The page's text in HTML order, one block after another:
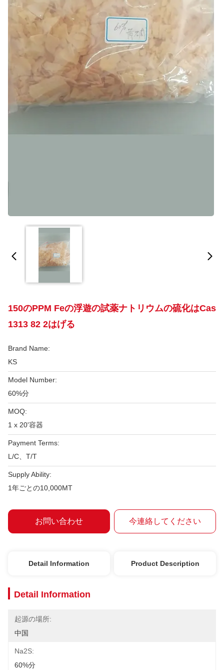
150のPPM Feの浮遊の試薬ナトリウムの硫化はCas
1313 82 2はげる
Brand Name:
KS
Model Number:
60%分
MOQ:
1 x 20'容器
Payment Terms:
L/C、T/T
Supply Ability:
1年ごとの10,000MT
お問い合わせ 今連絡してください
Detail Information Product Description
Detail Information
起源の場所:
中国
Na2S:
60%分